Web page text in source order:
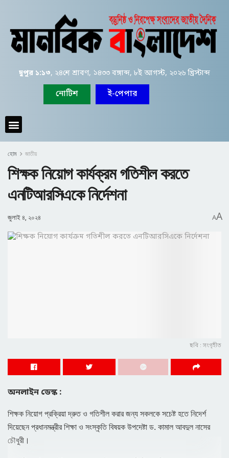
দুপুর ১:১৩, ২৪শে শ্রাবণ, ১৪৩৩ বঙ্গাব্দ, ৮ই আগস্ট, ২০২৬ খ্রিস্টাব্দ
নোটিশ ই-পেপার
হোম জাতীয়
শিক্ষক নিয়োগ কার্যক্রম গতিশীল করতে
এনটিআরসিএকে নির্দেশনা
জুলাই ৪, ২০২৪ AA
ছবি : সংগৃহীত
অনলাইন ডেস্ক :
শিক্ষক নিয়োগ প্রক্রিয়া দ্রুত ও গতিশীল করার জন্য সকলকে সচেষ্ট হতে নিদের্শ
দিয়েছেন প্রধানমন্ত্রীর শিক্ষা ও সংস্কৃতি বিষয়ক উপদেষ্টা ড. কামাল আবদুল নাসের
চৌধুরী।